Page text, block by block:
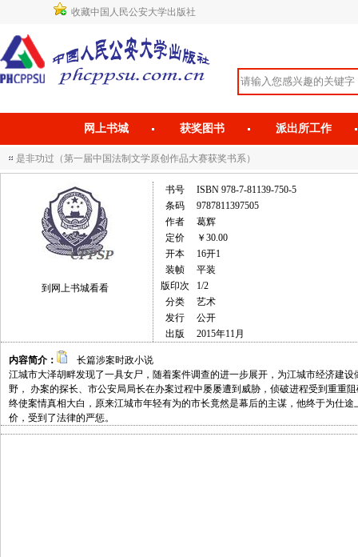
收藏中国人民公安大学出版社
网上书城 获奖图书 派出所工作
是非功过（第一届中国法制文学原创作品大赛获奖书系）
到网上书城看看
书号
ISBN 978-7-81139-750-5
条码
9787811397505
作者
葛辉
定价
￥30.00
开本
16开1
装帧
平装
版印次
1/2
分类
艺术
发行
公开
出版
2015年11月
内容简介：
长篇涉案时政小说
江城市大泽胡畔发现了一具女尸，随着案件调查的进一步展开，为江城市经济建
野， 办案的探长、市公安局局长在办案过程中屡屡遭到威胁，侦破进程受到重重
终使案情真相大白，原来江城市年轻有为的市长竟然是幕后的主谋，他终于为仕
价，受到了法律的严惩。